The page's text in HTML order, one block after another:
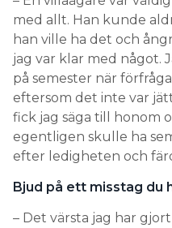
med allt. Han kunde
han ville ha det och
jag var klar med något.
på semester när
eftersom det inte var
fick jag säga till honom
egentligen skulle ha
efter ledigheten och
Bjud på ett misstag du
– Det värsta jag har